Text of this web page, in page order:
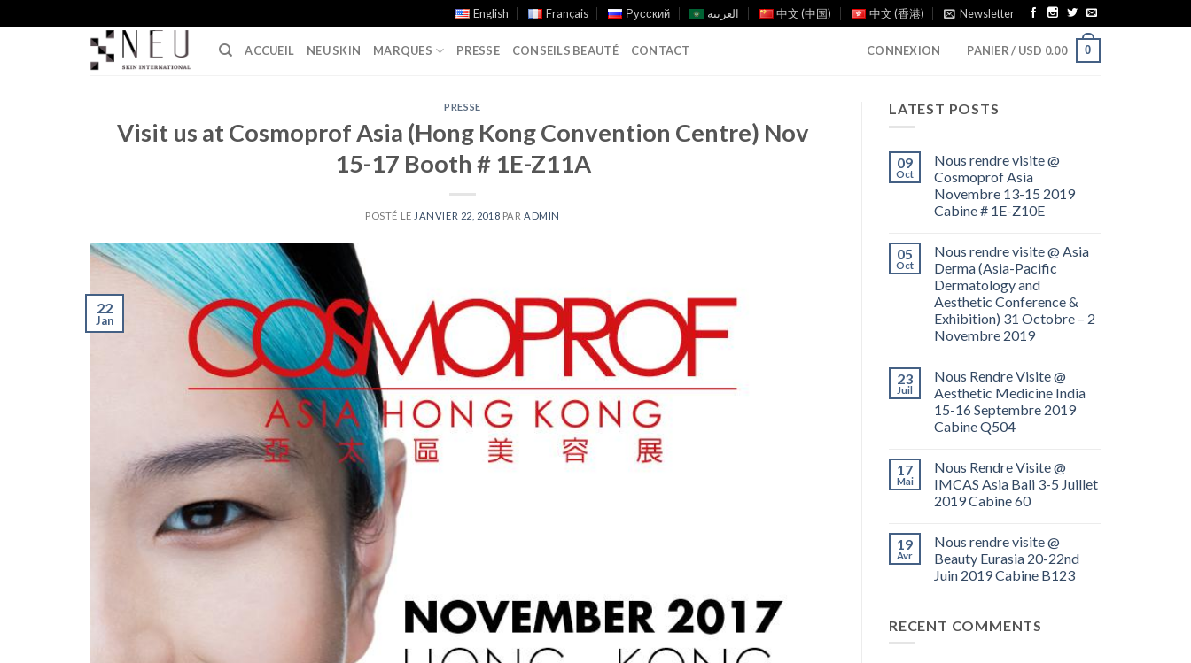
to
English Français Русский العربية 中文 (中国) 中文 (香港) Newsletter
ACCUEIL NEU SKIN MARQUES PRESSE CONSEILS BEAUTÉ CONTACT CONNEXION PANIER / USD 0.00 0
PRESSE
Visit us at Cosmoprof Asia (Hong Kong Convention Centre) Nov
15-17 Booth # 1E-Z11A
POSTÉ LE JANVIER 22, 2018 PAR ADMIN
22
Jan
LATEST POSTS
09
Oct
Nous rendre visite @
Cosmoprof Asia
Novembre 13-15 2019
Cabine # 1E-Z10E
05
Oct
Nous rendre visite @ Asia
Derma (Asia-Pacific
Dermatology and
Aesthetic Conference &
Exhibition) 31 Octobre – 2
Novembre 2019
23
Juil
Nous Rendre Visite @
Aesthetic Medicine India
15-16 Septembre 2019
Cabine Q504
17
Mai
Nous Rendre Visite @
IMCAS Asia Bali 3-5 Juillet
2019 Cabine 60
19
Avr
Nous rendre visite @
Beauty Eurasia 20-22nd
Juin 2019 Cabine B123
RECENT COMMENTS